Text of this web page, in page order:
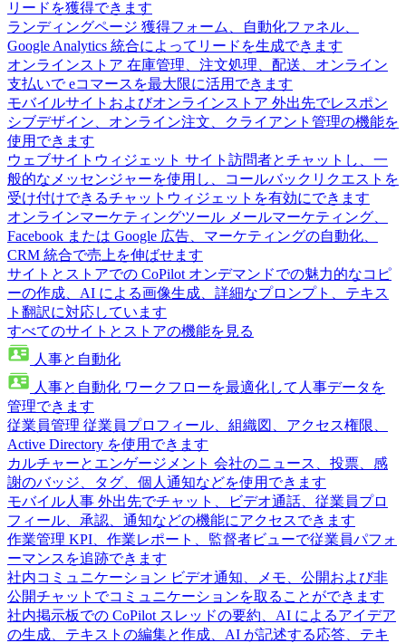
リードを獲得できます
ランディングページ 獲得フォーム、自動化ファネル、
Google Analytics 統合によってリードを生成できます
オンラインストア 在庫管理、注文処理、配送、オンライン
支払いで eコマースを最大限に活用できます
モバイルサイトおよびオンラインストア 外出先でレスポン
シブデザイン、オンライン注文、クライアント管理の機能を
使用できます
ウェブサイトウィジェット サイト訪問者とチャットし、一
般的なメッセンジャーを使用し、コールバックリクエストを
受け付けできるチャットウィジェットを有効にできます
オンラインマーケティングツール メールマーケティング、
Facebook または Google 広告、マーケティングの自動化、
CRM 統合で売上を伸ばせます
サイトとストアでの CoPilot オンデマンドでの魅力的なコピ
ーの作成、AI による画像生成、詳細なプロンプト、テキス
ト翻訳に対応しています
すべてのサイトとストアの機能を見る
人事と自動化
人事と自動化 ワークフローを最適化して人事データを
管理できます
従業員管理 従業員プロフィール、組織図、アクセス権限、
Active Directory を使用できます
カルチャーとエンゲージメント 会社のニュース、投票、感
謝のバッジ、タグ、個人通知などを使用できます
モバイル人事 外出先でチャット、ビデオ通話、従業員プロ
フィール、承認、通知などの機能にアクセスできます
作業管理 KPI、作業レポート、監督者ビューで従業員パフォ
ーマンスを追跡できます
社内コミュニケーション ビデオ通知、メモ、公開および非
公開チャットでコミュニケーションを取ることができます
社内掲示板での CoPilot スレッドの要約、AI によるアイデア
の生成、テキストの編集と作成、AI が記述する応答、テキ